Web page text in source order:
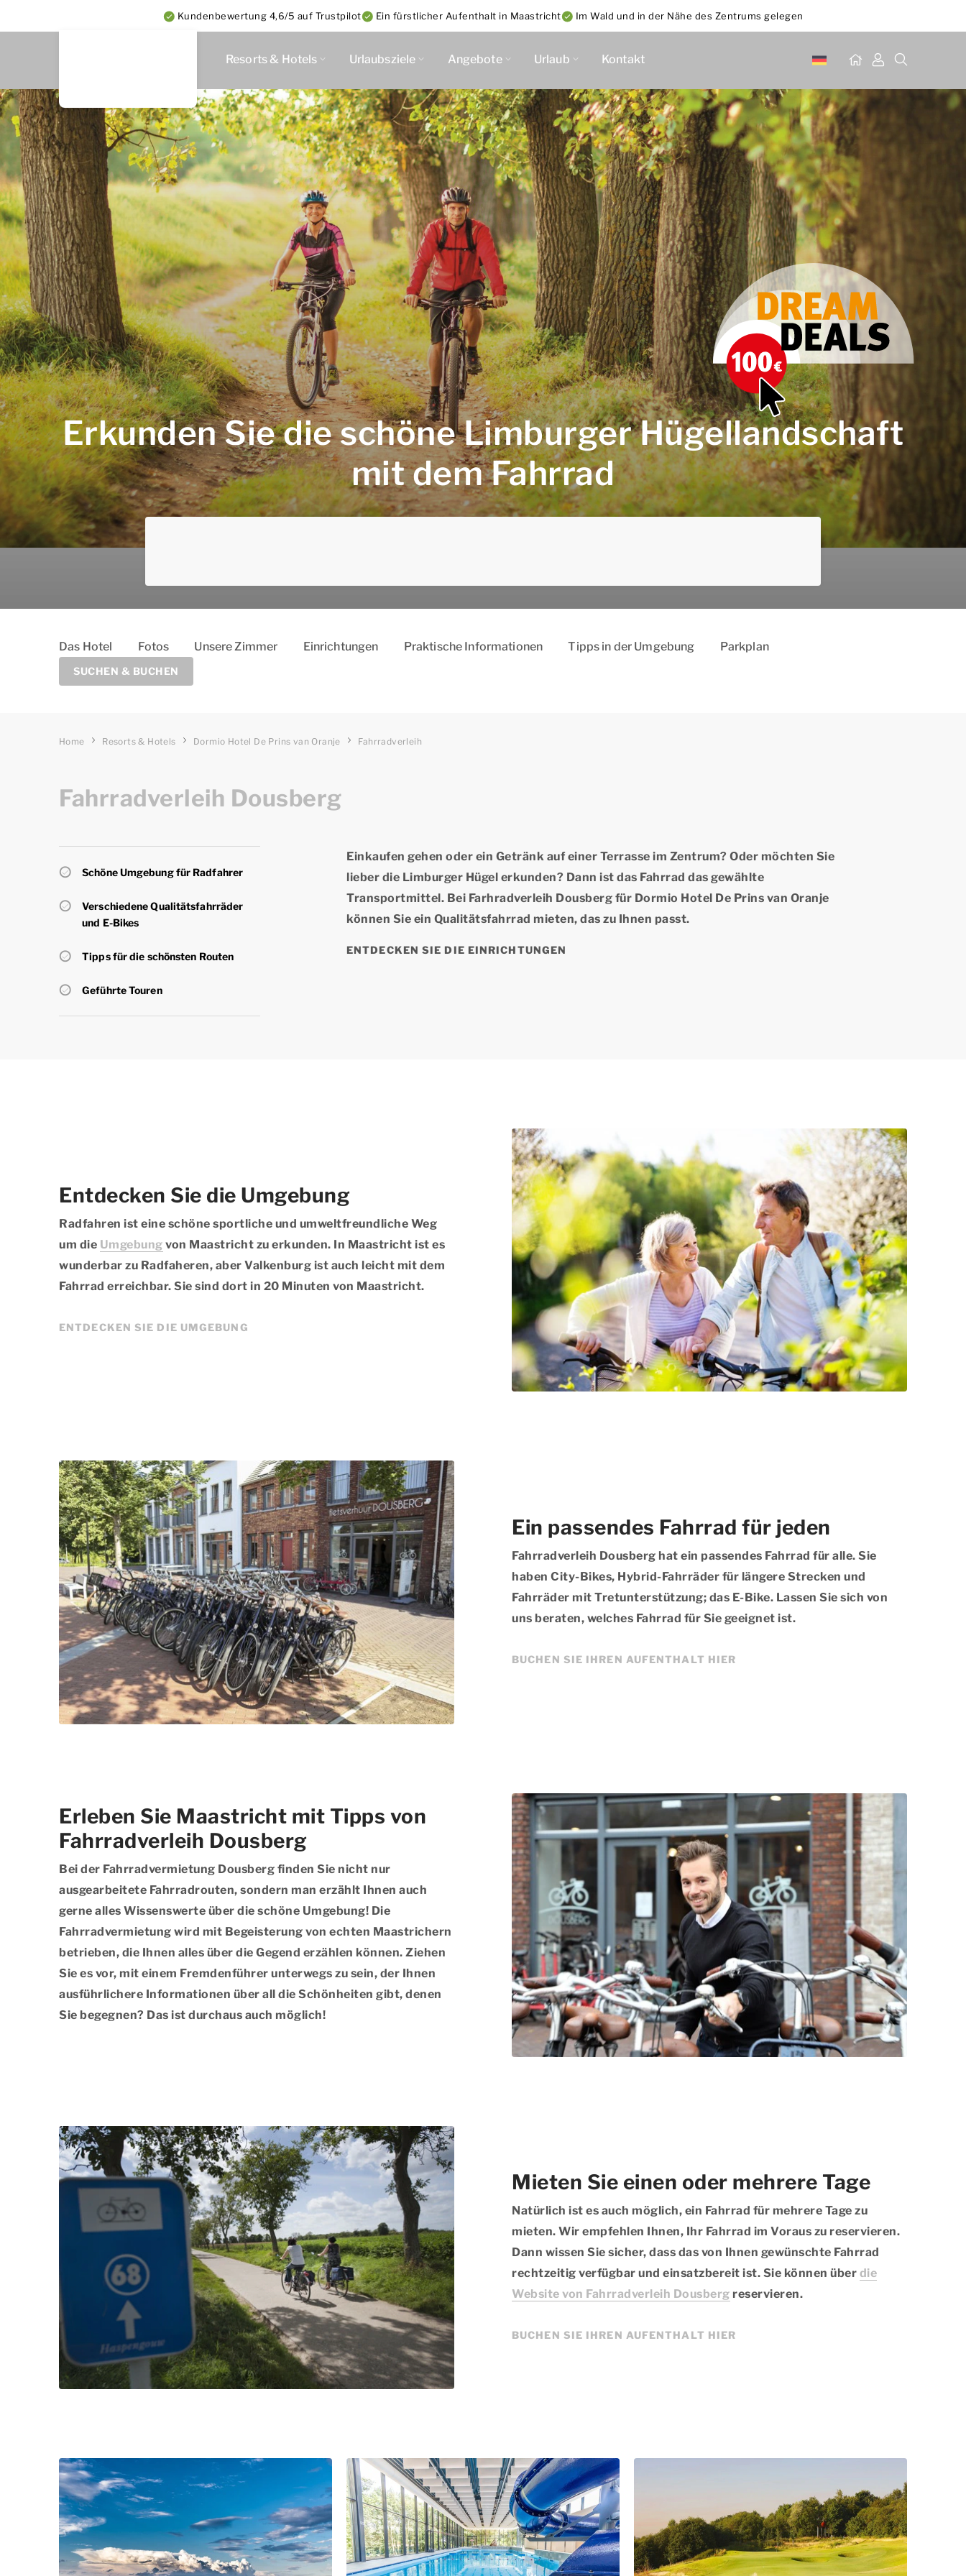
Kundenbewertung 4,6/5 auf Trustpilot Ein fürstlicher Aufenthalt in Maastricht Im Wald und in der Nähe des Zentrums gelegen
Resorts & Hotels Urlaubsziele Angebote Urlaub Kontakt
Erkunden Sie die schöne Limburger Hügellandschaft
mit dem Fahrrad
Das Hotel Fotos Unsere Zimmer Einrichtungen Praktische Informationen Tipps in der Umgebung Parkplan
SUCHEN & BUCHEN
Home Resorts & Hotels Dormio Hotel De Prins van Oranje Fahrradverleih
Fahrradverleih Dousberg
Schöne Umgebung für Radfahrer
Verschiedene Qualitätsfahrräder
und E-Bikes
Tipps für die schönsten Routen
Geführte Touren
Einkaufen gehen oder ein Getränk auf einer Terrasse im Zentrum? Oder möchten Sie
lieber die Limburger Hügel erkunden? Dann ist das Fahrrad das gewählte
Transportmittel. Bei Farhradverleih Dousberg für Dormio Hotel De Prins van Oranje
können Sie ein Qualitätsfahrrad mieten, das zu Ihnen passt.
ENTDECKEN SIE DIE EINRICHTUNGEN
Entdecken Sie die Umgebung
Radfahren ist eine schöne sportliche und umweltfreundliche Weg
um die Umgebung von Maastricht zu erkunden. In Maastricht ist es
wunderbar zu Radfaheren, aber Valkenburg ist auch leicht mit dem
Fahrrad erreichbar. Sie sind dort in 20 Minuten von Maastricht.
ENTDECKEN SIE DIE UMGEBUNG
Ein passendes Fahrrad für jeden
Fahrradverleih Dousberg hat ein passendes Fahrrad für alle. Sie
haben City-Bikes, Hybrid-Fahrräder für längere Strecken und
Fahrräder mit Tretunterstützung; das E-Bike. Lassen Sie sich von
uns beraten, welches Fahrrad für Sie geeignet ist.
BUCHEN SIE IHREN AUFENTHALT HIER
Erleben Sie Maastricht mit Tipps von
Fahrradverleih Dousberg
Bei der Fahrradvermietung Dousberg finden Sie nicht nur
ausgearbeitete Fahrradrouten, sondern man erzählt Ihnen auch
gerne alles Wissenswerte über die schöne Umgebung! Die
Fahrradvermietung wird mit Begeisterung von echten Maastrichern
betrieben, die Ihnen alles über die Gegend erzählen können. Ziehen
Sie es vor, mit einem Fremdenführer unterwegs zu sein, der Ihnen
ausführlichere Informationen über all die Schönheiten gibt, denen
Sie begegnen? Das ist durchaus auch möglich!
Mieten Sie einen oder mehrere Tage
Natürlich ist es auch möglich, ein Fahrrad für mehrere Tage zu
mieten. Wir empfehlen Ihnen, Ihr Fahrrad im Voraus zu reservieren.
Dann wissen Sie sicher, dass das von Ihnen gewünschte Fahrrad
rechtzeitig verfügbar und einsatzbereit ist. Sie können über die
Website von Fahrradverleih Dousberg reservieren.
BUCHEN SIE IHREN AUFENTHALT HIER